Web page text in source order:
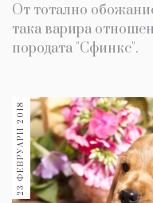
От тотално
така варира
породата "Сфинкс".
23 ФЕВРУАРИ 2018